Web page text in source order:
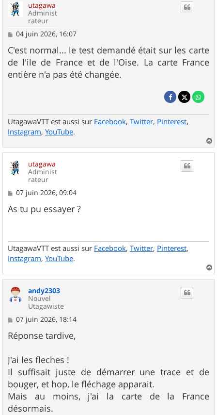
utagawa
Administ
rateur
M
s
s
a
g
e
04 juin 2026, 16:07
C'est normal... le test demandé était sur les carte
de l'ile de France et de l'Oise. La carte France
entière n'a pas été changée.
UtagawaVTT est aussi sur Facebook, Twitter, Pinterest,
Instagram, YouTube.
a
u
utagawa
Administ
rateur
M
s
s
07 juin 2026, 09:04
As tu pu essayer ?
UtagawaVTT est aussi sur Facebook, Twitter, Pinterest,
Instagram, YouTube.
a
andy2303
Nouvel
Utagawiste
M
s
s
g
e
07 juin 2026, 18:14
Réponse tardive,
J'ai les fleches !
Il suffisait juste de démarrer une trace et de
bouger, et hop, le fléchage apparait.
Mais au moins, j'ai la carte de la France
désormais.